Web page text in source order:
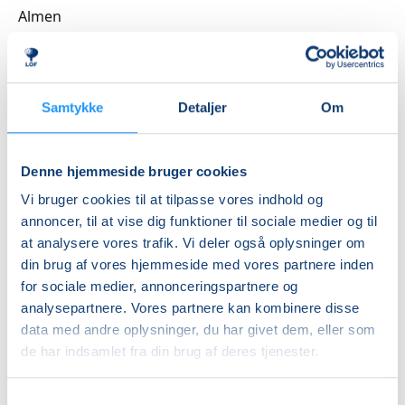
Samtykke Detaljer Om
Denne hjemmeside bruger cookies
Vi bruger cookies til at tilpasse vores indhold og
annoncer, til at vise dig funktioner til sociale medier og til
at analysere vores trafik. Vi deler også oplysninger om
din brug af vores hjemmeside med vores partnere inden
for sociale medier, annonceringspartnere og
analysepartnere. Vores partnere kan kombinere disse
data med andre oplysninger, du har givet dem, eller som
de har indsamlet fra din brug af deres tjenester.
viden om det lille barns udvikling og behov.
Fælles te
I slutningen af hver undervisningsgang sætter vi os
sammen, drikker te, spiser lidt og taler om det, der
optager jer. Det kan være fødslen, søvn – både din og
forandringer – og hvad de betyder for dig,
kærlighedslivet, amning og flaske, livet som familie,
bedsteforældre.
En undervisningsgang kan se sådan ud:
- opvarmning med blandt andet øvelser for kredsløb,
bevægelse af led, løsnende og afspændende
- øvelser for arme, skuldre og nakke
- øvelser med bevidsthed om og let træning af mave-,
Almen
DKK 2.400,00
DKK 2.160,00
Ledig-FRB
Studerende-KBH
DKK 2.160,00
Studerende-FRB
DKK 2.220,00
Unge (18-25 år)-KBH
DKK 2.160,00
Info